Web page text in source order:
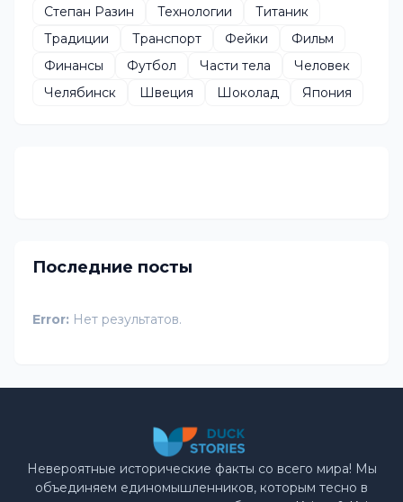
Степан Разин
Технологии
Титаник
Традиции
Транспорт Фейки
Фильм
Финансы
Футбол Части тела
Человек
Челябинск
Швеция Шоколад Япония
Последние посты
Error: Нет результатов.
Невероятные исторические факты со всего мира! Мы
объединяем единомышленников, которым тесно в